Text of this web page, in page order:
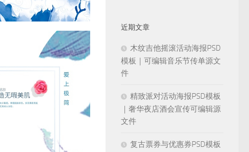
近期文章
木纹吉他摇滚活动海报PSD
模板｜可编辑音乐节传单源文
件
精致派对活动海报PSD模板
｜奢华夜店酒会宣传可编辑源
文件
复古票券与优惠券PSD模板